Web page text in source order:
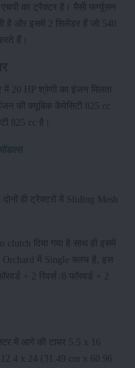
का ट्रैक्टर है। मैसी फर्ग्यूसन
है और इसमें 2 सिलेंडर हैं जो 540
हैं।
20 HP श्रेणी का इंजन मिलता
की क्यूबिक कैपेसिटी 825 cc
825 cc है।
ही ट्रैक्टरों में Sliding Mesh
दिया गया है साथ ही इसमें
Orchard में Single क्लच है, इस
+ 2 रिवर्स /8 फॉरवर्ड + 2
में आगे की टायर 5.5 x 16
x 24 (31.49 cm x 60.96